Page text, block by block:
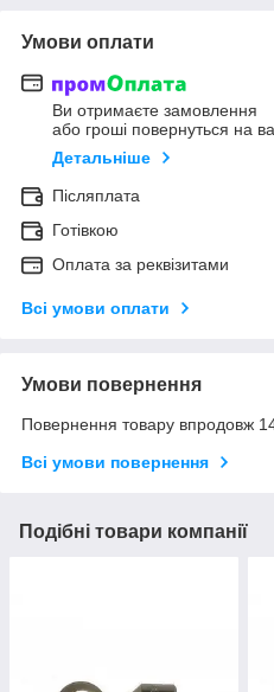
Умови оплати
Ви отримаєте замовлення
або гроші повернуться на
Детальніше
Післяплата
Готівкою
Оплата за реквізитами
Всі умови оплати
Умови повернення
Повернення товару впродовж
Всі умови повернення
Подібні товари компанії